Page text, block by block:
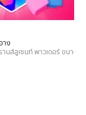
าง
านส์ลูเซนท์ พาวเดอร์ ขนาด